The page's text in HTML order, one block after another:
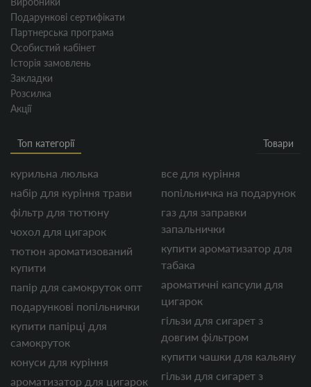
Подарункові сертифікати
Партнерська програма
Особистий кабінет
Історія замовлень
Закладки
Розсилка
Акції
Топ категорії Товари
курильна люлька
набір для куріння трави
фільтр для тютюну
чохол для цигарок
тютюн ароматизований
купити
папір для самокруток опт
подарункові попільнички
купити папірці для
самокруток
конуси для куріння
ароматизатор для цигарок
все для куріння
попільничка на подарунок
газ для заправки
запальнички
купити ароматизатор для
табака
ароматичні капсули для
цигарок
гільзи для сигарет з
довгим фільтром
купити чашки для кальяну
гільзи для сигарет з